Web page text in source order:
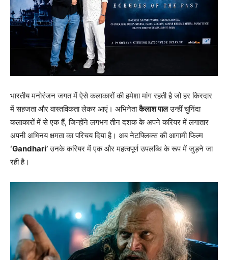
भारतीय मनोरंजन जगत में ऐसे कलाकारों की हमेशा मांग रहती है जो हर किरदार
में सहजता और वास्तविकता लेकर आएं। अभिनेताकैलाश पालउन्हीं चुनिंदा
कलाकारों में से एक हैं, जिन्होंने लगभग तीन दशक के अपने करियर में लगातार
अपनी अभिनय क्षमता का परिचय दिया है। अब नेटफ्लिक्स की आगामी फिल्म
‘Gandhari’उनके करियर में एक और महत्वपूर्ण उपलब्धि के रूप में जुड़ने जा
रही है।